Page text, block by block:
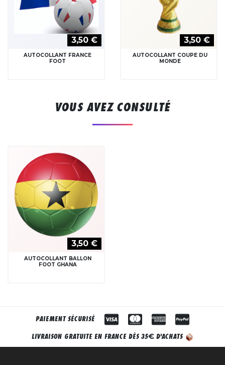
3,50 €
AUTOCOLLANT FRANCE
FOOT
3,50 €
AUTOCOLLANT COUPE DU
MONDE
VOUS AVEZ CONSULTÉ
3,50 €
AUTOCOLLANT BALLON
FOOT GHANA
PAIEMENT SÉCURISÉ
LIVRAISON GRATUITE EN FRANCE DÈS 35€ D'ACHATS